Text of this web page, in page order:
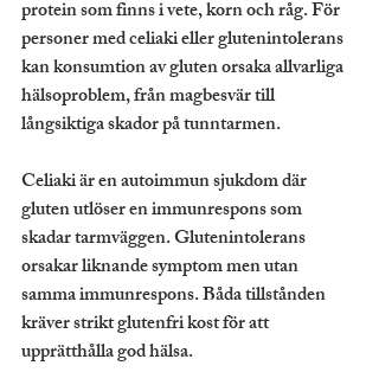
protein som finns i vete, korn och råg. För
personer med celiaki eller glutenintolerans
kan konsumtion av gluten orsaka allvarliga
hälsoproblem, från magbesvär till
långsiktiga skador på tunntarmen.
Celiaki är en autoimmun sjukdom där
gluten utlöser en immunrespons som
skadar tarmväggen. Glutenintolerans
orsakar liknande symptom men utan
samma immunrespons. Båda tillstånden
kräver strikt glutenfri kost för att
upprätthålla god hälsa.